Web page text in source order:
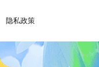
隐私政策